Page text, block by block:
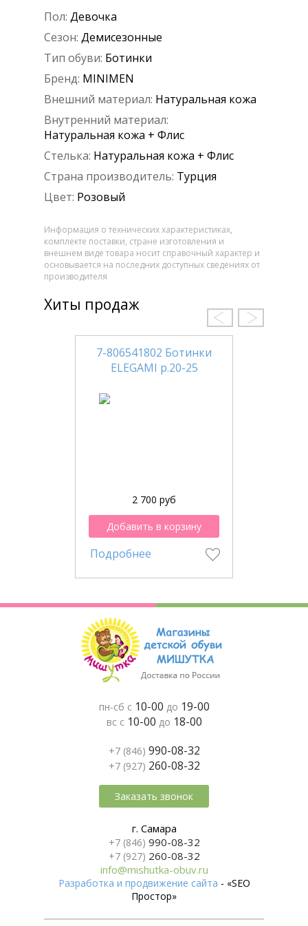
Пол: Девочка
Сезон: Демисезонные
Тип обуви: Ботинки
Бренд: MINIMEN
Внешний материал: Натуральная кожа
Внутренний материал:
Натуральная кожа + Флис
Стелька: Натуральная кожа + Флис
Страна производитель: Турция
Цвет: Розовый
Информация о технических характеристиках,
комплекте поставки, стране изготовления и
внешнем виде товара носит справочный характер и
основывается на последних доступных сведениях от
производителя
Хиты продаж
7-806541802 Ботинки
ELEGAMI р.20-25
2 700 руб
Добавить в корзину
Подробнее
пн-сб с 10-00 до 19-00
вс с 10-00 до 18-00
+7 (846) 990-08-32
+7 (927) 260-08-32
Заказать звонок
г. Самара
+7 (846) 990-08-32
+7 (927) 260-08-32
info@mishutka-obuv.ru
Разработка и продвижение сайта - «SEO
Простор»